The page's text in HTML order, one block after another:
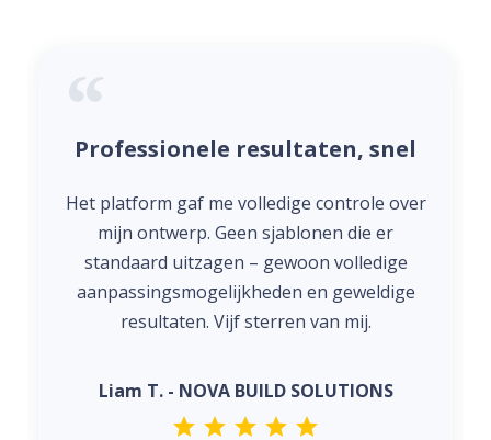
Professionele resultaten, snel
Het platform gaf me volledige controle over
mijn ontwerp. Geen sjablonen die er
standaard uitzagen – gewoon volledige
aanpassingsmogelijkheden en geweldige
resultaten. Vijf sterren van mij.
Liam T. - NOVA BUILD SOLUTIONS